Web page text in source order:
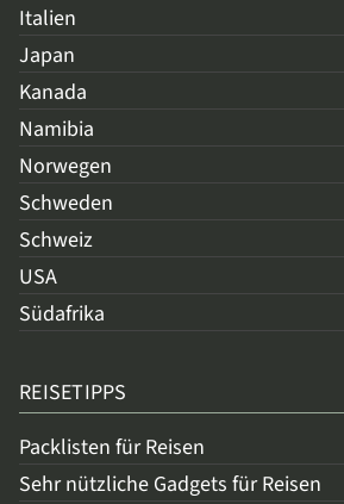
Italien
Japan
Kanada
Namibia
Norwegen
Schweden
Schweiz
USA
Südafrika
REISETIPPS
Packlisten für Reisen
Sehr nützliche Gadgets für Reisen